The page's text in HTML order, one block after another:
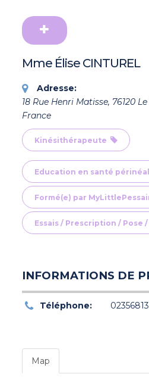
Mme Élise CINTUREL
Adresse:
18 Rue Henri Matisse, 76120
France
Kinésithérapeute
Education en santé
Formé(e) par
Essais / Prescription / Pose
INFORMATIONS DE
Téléphone:
Map